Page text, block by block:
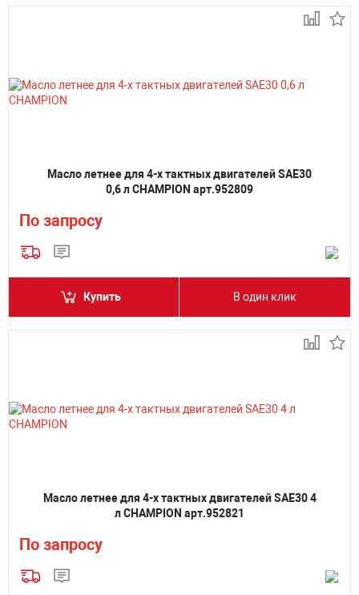
Масло летнее для 4-х тактных двигателей SAE30
0,6 л CHAMPION арт.952809
По запросу
Купить В один клик
Масло летнее для 4-х тактных двигателей SAE30 4
л CHAMPION арт.952821
По запросу